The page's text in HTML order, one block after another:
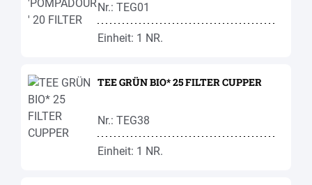
Nr.: TEG01
Einheit: 1 NR.
TEE GRÜN BIO* 25 FILTER CUPPER
Nr.: TEG38
Einheit: 1 NR.